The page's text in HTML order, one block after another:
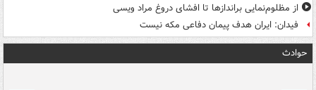
از مظلوم‌نمایی براندازها تا افشای دروغ مراد ویسی
فیدان: ایران هدف پیمان دفاعی مکه نیست
حوادث